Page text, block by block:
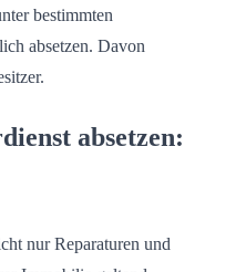
bestimmten
absetzen. Davon
absetzen:
nur Reparaturen und